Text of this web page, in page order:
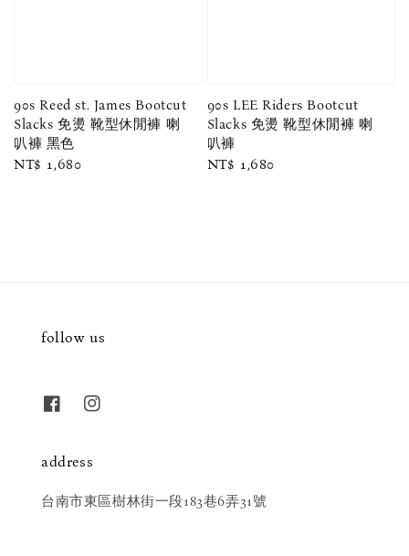
90s Reed st. James Bootcut
Slacks 免燙 靴型休閒褲 喇
叭褲 黑色
Regular
NT$ 1,680
90s LEE Riders Bootcut
Slacks 免燙 靴型休閒褲 喇
叭褲
Regular
NT$ 1,680
follow us
address
台南市東區樹林街一段183巷6弄31號